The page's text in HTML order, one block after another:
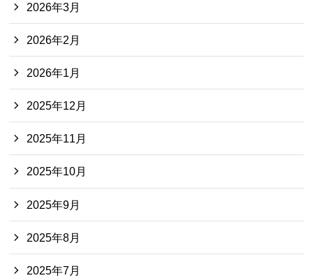
2026年3月
2026年2月
2026年1月
2025年12月
2025年11月
2025年10月
2025年9月
2025年8月
2025年7月